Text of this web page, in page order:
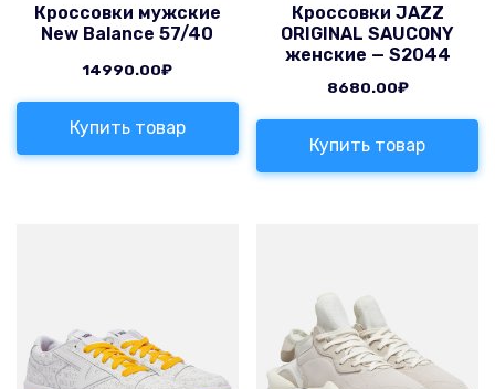
Кроссовки мужские
New Balance 57/40
14990.00₽
Купить товар
Кроссовки JAZZ
ORIGINAL SAUCONY
женские — S2044
8680.00₽
Купить товар